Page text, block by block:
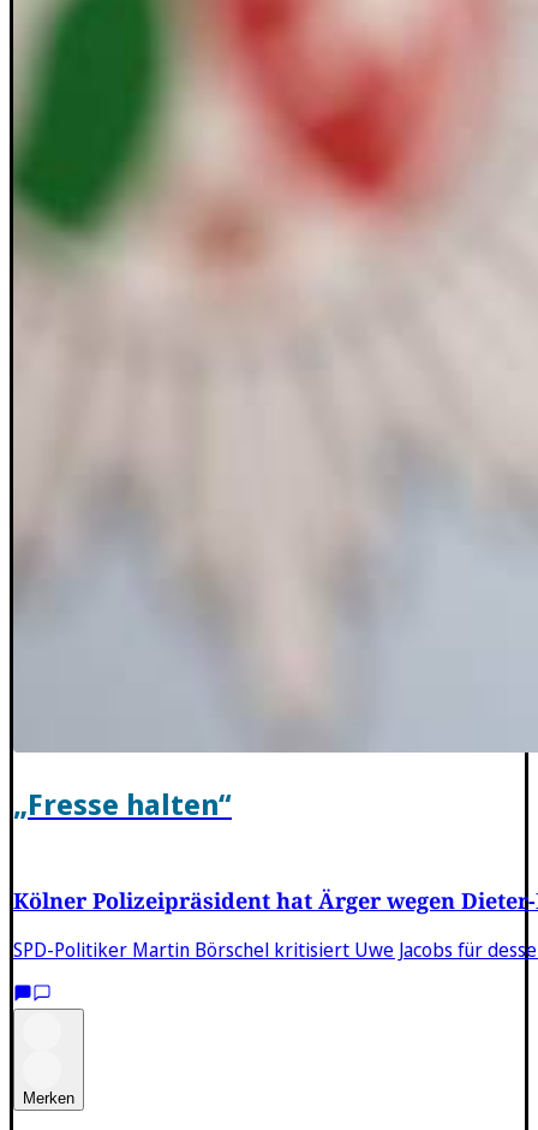
„Fresse halten“
Kölner Polizeipräsident hat Ärger wegen
SPD-Politiker Martin Börschel kritisiert Uwe Jacobs für
Merken